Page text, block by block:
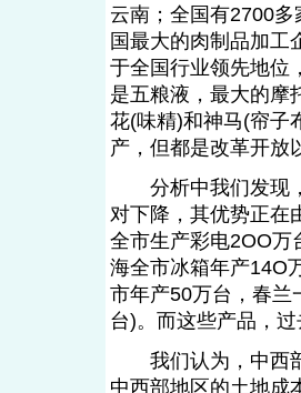
云南；全国有2700
国最大的肉制品加工
于全国行业领先地位
是五粮液，最大的摩
花(味精)和神马(帘子
产，但都是改革开
分析中我们发现，
对下降，其优势正在
全市生产彩电2OO万
海全市冰箱年产14O
市年产50万台，春兰
台)。而这些产品，
我们认为，中西部
中西部地区的土地成